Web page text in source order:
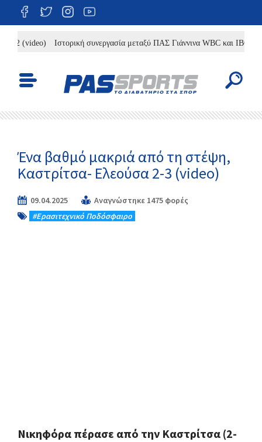
Ιστορική συνεργασία μεταξύ ΠΑΣ Γιάννινα WBC και IBC
Ένα βαθμό μακριά από τη στέψη,
Καστρίτσα- Ελεούσα 2-3 (video)
09.04.2025
Αναγνώστηκε 1475 φορές
#Eρασιτεχνικό Ποδόσφαιρο
Νικηφόρα πέρασε από την Καστρίτσα (2-